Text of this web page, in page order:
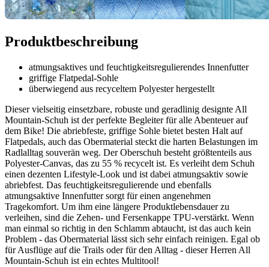
Produktbeschreibung
atmungsaktives und feuchtigkeitsregulierendes Innenfutter
griffige Flatpedal-Sohle
überwiegend aus recyceltem Polyester hergestellt
Dieser vielseitig einsetzbare, robuste und geradlinig designte All
Mountain-Schuh ist der perfekte Begleiter für alle Abenteuer auf
dem Bike! Die abriebfeste, griffige Sohle bietet besten Halt auf
Flatpedals, auch das Obermaterial steckt die harten Belastungen im
Radlalltag souverän weg. Der Oberschuh besteht größtenteils aus
Polyester-Canvas, das zu 55 % recycelt ist. Es verleiht dem Schuh
einen dezenten Lifestyle-Look und ist dabei atmungsaktiv sowie
abriebfest. Das feuchtigkeitsregulierende und ebenfalls
atmungsaktive Innenfutter sorgt für einen angenehmen
Tragekomfort. Um ihm eine längere Produktlebensdauer zu
verleihen, sind die Zehen- und Fersenkappe TPU-verstärkt. Wenn
man einmal so richtig in den Schlamm abtaucht, ist das auch kein
Problem - das Obermaterial lässt sich sehr einfach reinigen. Egal ob
für Ausflüge auf die Trails oder für den Alltag - dieser Herren All
Mountain-Schuh ist ein echtes Multitool!